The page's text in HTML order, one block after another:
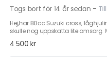
Togs bort för 14 år sedan -
Hej,har 80cc Suzuki cross,
skulle nog uppskatta lite omsorg.
4 500 kr